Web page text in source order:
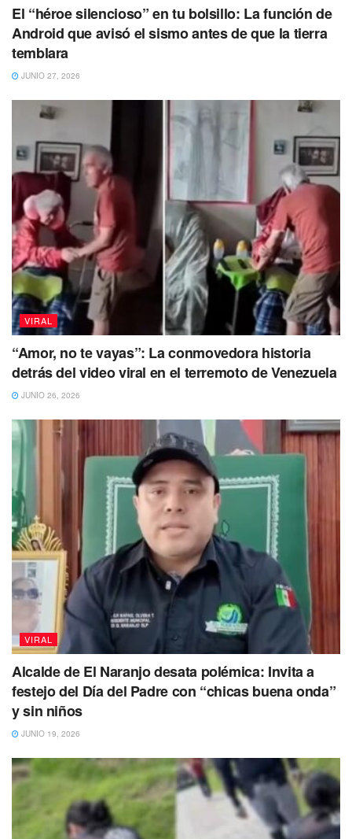
Por su parte,las reseñas del restaurante señalan que
los platillos
del menú suelen cambiar por temporada y
precios rondan entre los 17 mil yenes, alrededor de 2
mil pesos mexicanos.También los comentarios de
quienes han asistido resaltanque el restaurante tiene a
la ventaplatillos preparados con carne de ardilla,
escorpión, cucaracha y rana.
únicamente cuenta con redes sociales,pero nocon
página de internet para consulta de precios u otro tipo
de servicios.
No dejes de Leer
El “héroe silencioso” en tu bolsillo: La función de
Android que avisó el sismo antes de que la tierra
temblara
JUNIO 27, 2026
VIRAL
“Amor, no te vayas”: La conmovedora historia
detrás del video viral en el terremoto de Venezuela
JUNIO 26, 2026
VIRAL
Alcalde de El Naranjo desata polémica: Invita a
festejo del Día del Padre con “chicas buena onda”
y sin niños
JUNIO 19, 2026